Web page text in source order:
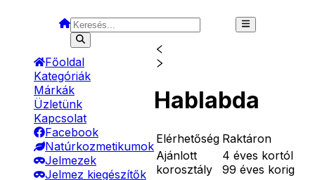
Főoldal
Kategóriák
Márkák
Üzletünk
Kapcsolat
Facebook
Natúrkozmetikumok
Jelmezek
Jelmez kiegészítők
Hablabda
Elérhetőség Raktáron
Ajánlott
korosztály
4 éves kortól
99 éves korig